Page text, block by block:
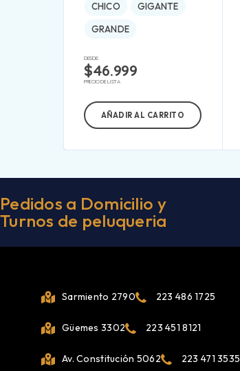
CHICO GIGANTE
GRANDE
DESDE:
$46.999
PRECIO DE LISTA
AÑADIR AL CARRITO
Pedidos a Domicilio y
Turnos de peluqueria
Sarmiento 2790 223 486 1725
Güemes 3302 223 451 8121
Av. Constitución 5062 223 471 3535